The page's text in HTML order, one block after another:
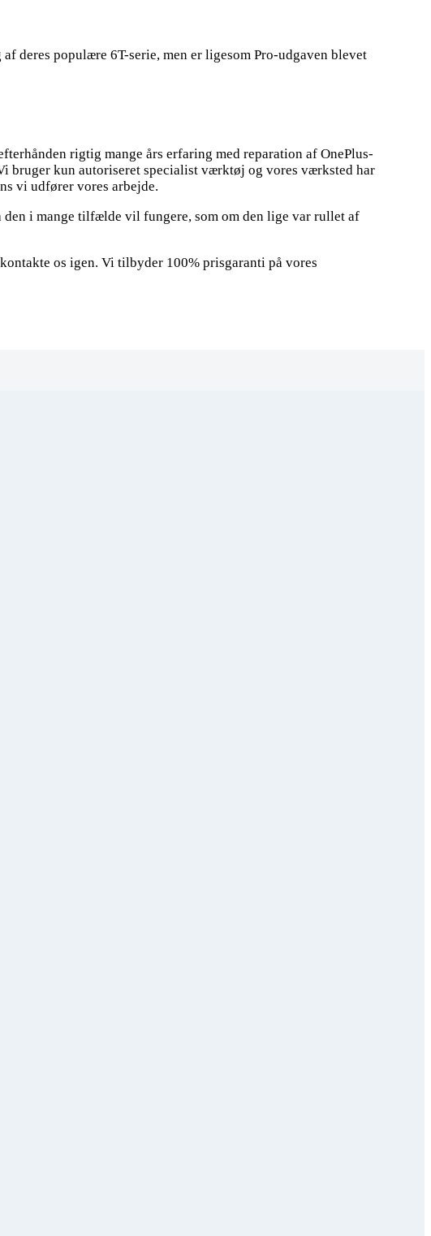
deres populære 6T-serie, men er ligesom Pro-udgaven blevet
rigtig mange års erfaring med reparation af OnePlus-
bruger kun autoriseret specialist værktøj og vores værksted har
vi udfører vores arbejde.
i mange tilfælde vil fungere, som om den lige var rullet af
os igen. Vi tilbyder 100% prisgaranti på vores